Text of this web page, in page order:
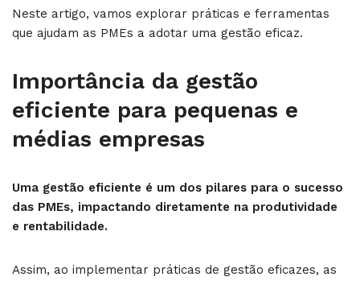
Neste artigo, vamos explorar práticas e ferramentas
que ajudam as PMEs a adotar uma gestão eficaz.
Importância da gestão
eficiente para pequenas e
médias empresas
Uma gestão eficiente é um dos pilares para o sucesso
das PMEs, impactando diretamente na produtividade
e rentabilidade.
Assim, ao implementar práticas de gestão eficazes, as